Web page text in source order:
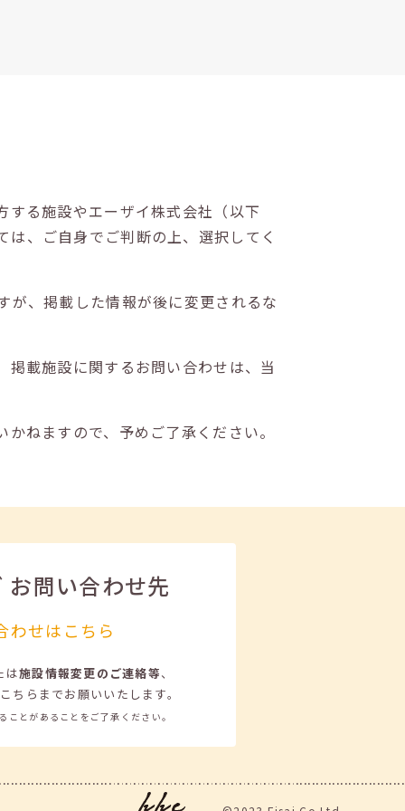
る施設やエーザイ株式会社（以下
、ご自身でご判断の上、選択してく
が、掲載した情報が後に変更されるな
載施設に関するお問い合わせは、当
ねますので、予めご了承ください。
お問い合わせ先
わせはこちら
は施設情報変更のご連絡等、
ちらまでお願いいたします。
ことがあることをご了承ください。